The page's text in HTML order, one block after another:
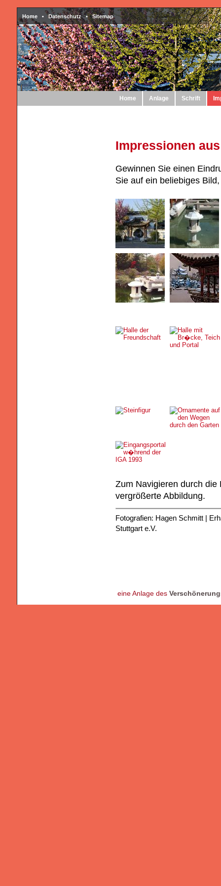
Home •Datenschutz•Sitemap
Home Anlage Schrift
Impressionen
Gewinnen Sie einen
Sie auf ein beliebiges
Zum Navigieren durch
vergrößerte Abbildung.
Fotografien: Hagen Schmitt |
Stuttgart e.V.
eine Anlage des